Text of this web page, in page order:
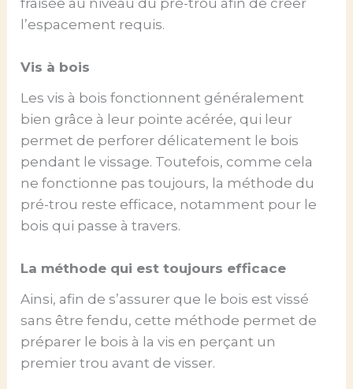
fraisée au niveau du pré-trou afin de créer
l’espacement requis.
Vis à bois
Les vis à bois fonctionnent généralement
bien grâce à leur pointe acérée, qui leur
permet de perforer délicatement le bois
pendant le vissage. Toutefois, comme cela
ne fonctionne pas toujours, la méthode du
pré-trou reste efficace, notamment pour le
bois qui passe à travers.
La méthode qui est toujours efficace
Ainsi, afin de s’assurer que le bois est vissé
sans être fendu, cette méthode permet de
préparer le bois à la vis en perçant un
premier trou avant de visser.